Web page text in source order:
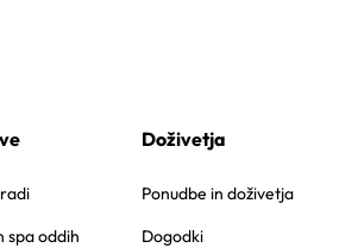
spa oddih
Doživetja
Ponudbe in doživetja
Dogodki